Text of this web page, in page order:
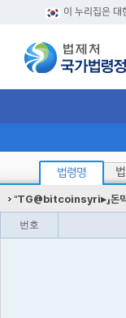
이 누리집은 대
법령명
"TG@bitcoinsyri▸」돈믹
번호